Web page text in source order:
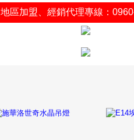
地區加盟 經銷代理專線：